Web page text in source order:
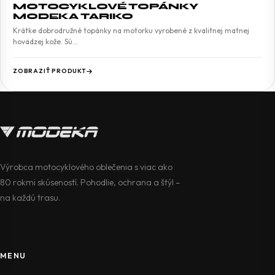
MOTOCYKLOVÉ TOPÁNKY
MODEKA TARIKO
Krátke dobrodružné topánky na motorku vyrobené z kvalitnej matnej
hovädzej kože. Sú…
ZOBRAZIŤ PRODUKT
Výrobca motocyklového oblečenia s viac ako
80 rokmi skúseností. Pohodlie, ochrana a štýl –
na každú trasu.
MENU